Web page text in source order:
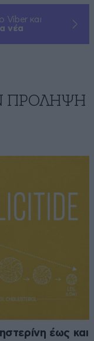
Viber και
νέα
ΠΡΟΛΗΨΗ
έως και